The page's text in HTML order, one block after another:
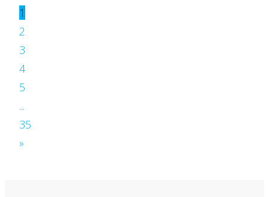
1
2
3
4
5
...
35
»